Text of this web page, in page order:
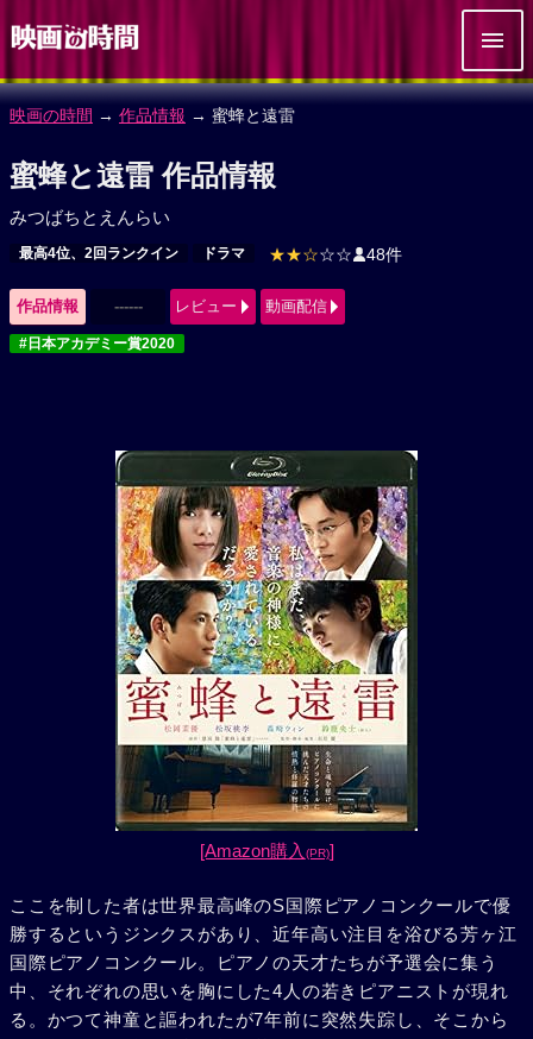
映画の時間 → 作品情報 → 蜜蜂と遠雷
蜜蜂と遠雷 作品情報
みつばちとえんらい
最高4位、2回ランクイン ドラマ ★★☆☆☆ 48件
作品情報 ------ レビュー 動画配信
#日本アカデミー賞2020
[Amazon購入 (PR)]
ここを制した者は世界最高峰のS国際ピアノコンクールで優
勝するというジンクスがあり、近年高い注目を浴びる芳ヶ江
国際ピアノコンクール。ピアノの天才たちが予選会に集う
中、それぞれの思いを胸にした4人の若きピアニストが現れ
る。かつて神童と謳われたが7年前に突然失踪し、そこから